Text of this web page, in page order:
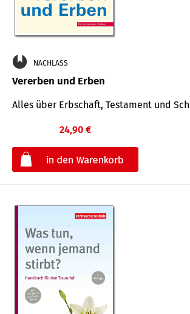
NACHLASS
Vererben und Erben
Alles über Erbschaft, Testament und
24,90 €